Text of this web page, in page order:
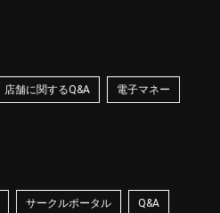
店舗に関するQ&A 電子マネー
サークルポータル Q&A